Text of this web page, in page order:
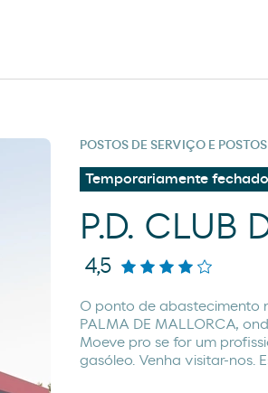
POSTOS DE SERVIÇO E
Temporariamente fechado
P.D. CLUB
4,5
O ponto de abastecimento
PALMA DE MALLORCA,
Moeve pro se for um
gasóleo. Venha visitar-nos.